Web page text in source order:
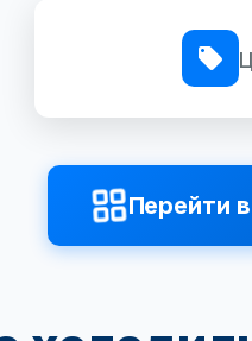
Перейти